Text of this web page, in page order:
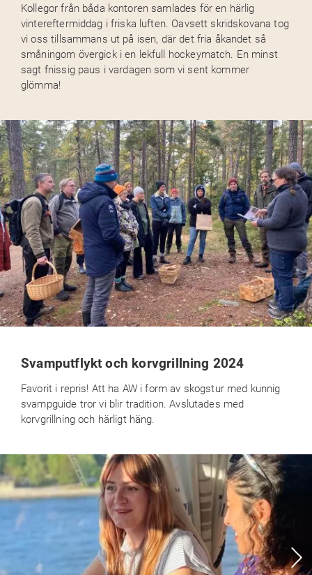
Kollegor från båda kontoren samlades för en härlig
vintereftermiddag i friska luften. Oavsett skridskovana tog
vi oss tillsammans ut på isen, där det fria åkandet så
småningom övergick i en lekfull hockeymatch. En minst
sagt fnissig paus i vardagen som vi sent kommer
glömma!
Svamputflykt och korvgrillning 2024
Favorit i repris! Att ha AW i form av skogstur med kunnig
svampguide tror vi blir tradition. Avslutades med
korvgrillning och härligt häng.